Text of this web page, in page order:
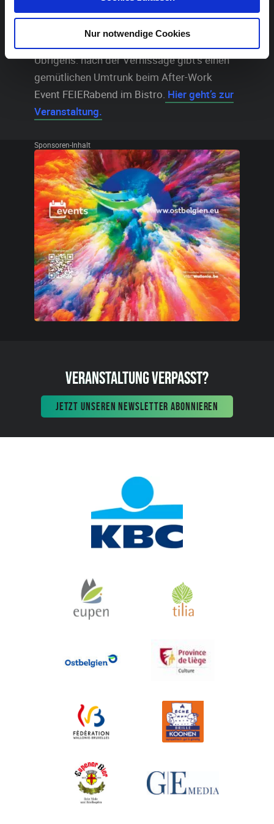
Nur notwendige Cookies
enstehen?Hiergewährt sie einen weiteren kleinen
Übrigens: nach der Vernissage gibt’s einen
gemütlichen Umtrunk beim After-Work
Event FEIERabend im Bistro. Hier geht’s zur
Veranstaltung.
Sponsoren-Inhalt
VERANSTALTUNG VERPASST?
JETZT UNSEREN NEWSLETTER ABONNIEREN